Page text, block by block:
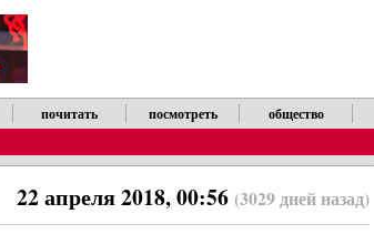
почитать посмотреть общество
22 апреля 2018, 00:56 (3029 дней назад)